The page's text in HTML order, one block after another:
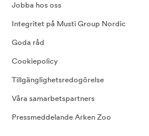
Jobba hos oss
Integritet på Musti Group Nordic
Goda råd
Cookiepolicy
Tillgänglighetsredogörelse
Våra samarbetspartners
Pressmeddelande Arken Zoo